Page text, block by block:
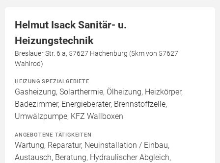
Helmut Isack Sanitär- u.
Heizungstechnik
Breslauer Str. 6 a, 57627 Hachenburg (5km von 57627
Wahlrod)
HEIZUNG SPEZIALGEBIETE
Gasheizung, Solarthermie, Ölheizung, Heizkörper,
Badezimmer, Energieberater, Brennstoffzelle,
Umwälzpumpe, KFZ Wallboxen
ANGEBOTENE TÄTIGKEITEN
Wartung, Reparatur, Neuinstallation / Einbau,
Austausch, Beratung, Hydraulischer Abgleich,